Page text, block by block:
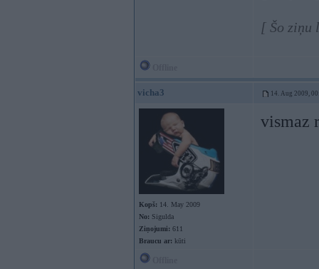
[ Šo ziņu
vicha3 14. Aug 2009,
Kopš: 14. May 2009
No: Sigulda
Ziņojumi: 611
Braucu ar: kūti
vismaz